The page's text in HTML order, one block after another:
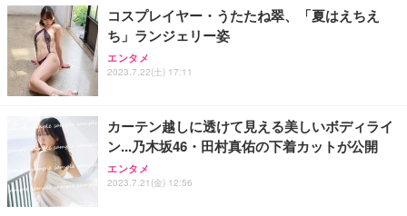
コスプレイヤー・うたたね翠、「夏はえちえ
ち」ランジェリー姿
エンタメ
2023.7.22(土) 17:11
カーテン越しに透けて見える美しいボディライ
ン...乃木坂46・田村真佑の下着カットが公開
エンタメ
2023.7.21(金) 12:56